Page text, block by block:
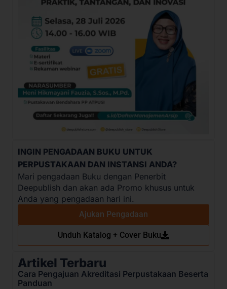
INGIN PENGADAAN BUKU UNTUK
PERPUSTAKAAN DAN INSTANSI ANDA?
Mari pengadaan Buku dengan Penerbit
Deepublish dan akan ada Promo khusus untuk
Anda yang pengadaan hari ini.
Ajukan Pengadaan
Unduh Katalog + Cover Buku
Artikel Terbaru
Cara Pengajuan Akreditasi Perpustakaan Beserta
Panduan